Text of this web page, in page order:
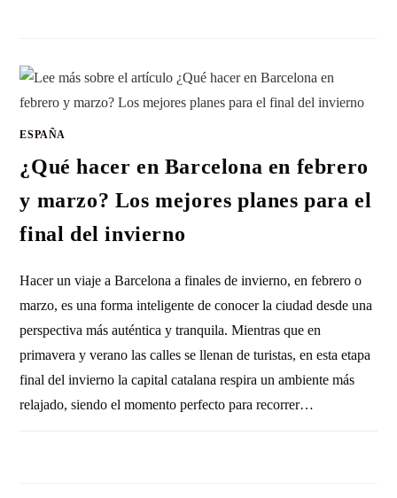
ESPAÑA
¿Qué hacer en Barcelona en febrero
y marzo? Los mejores planes para el
final del invierno
Hacer un viaje a Barcelona a finales de invierno, en febrero o
marzo, es una forma inteligente de conocer la ciudad desde una
perspectiva más auténtica y tranquila. Mientras que en
primavera y verano las calles se llenan de turistas, en esta etapa
final del invierno la capital catalana respira un ambiente más
relajado, siendo el momento perfecto para recorrer…